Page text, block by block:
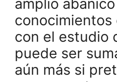
amplio
conocimientos
con el estudio
puede ser
aún más si